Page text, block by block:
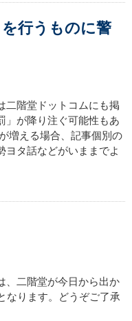
を行うものに警
二階堂ドットコムにも掲
」が降り注ぐ可能性もあ
増える場合、記事個別の
ヨタ話などがいままでよ
、二階堂が今日から出か
なります。どうぞご了承